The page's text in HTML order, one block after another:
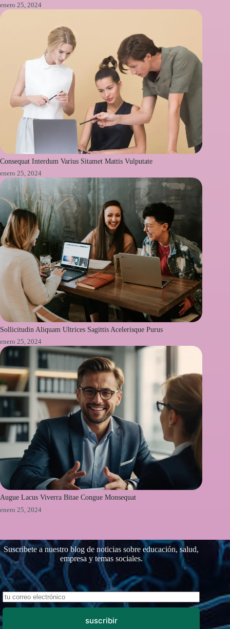
enero 25, 2024
Consequat Interdum Varius Sitamet Mattis Vulputate
enero 25, 2024
Sollicitudin Aliquam Ultrices Sagittis Acelerisque Purus
enero 25, 2024
Augue Lacus Viverra Bitae Congue Monsequat
enero 25, 2024
Suscribete a nuestro blog de noticias sobre educación, salud,
empresa y temas sociales.
suscribir